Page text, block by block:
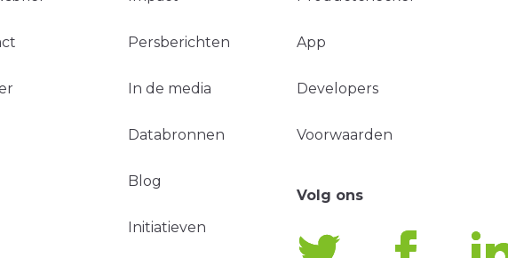
Persberichten
In de media
Databronnen
Blog
Initiatieven
App
Developers
Voorwaarden
Volg ons